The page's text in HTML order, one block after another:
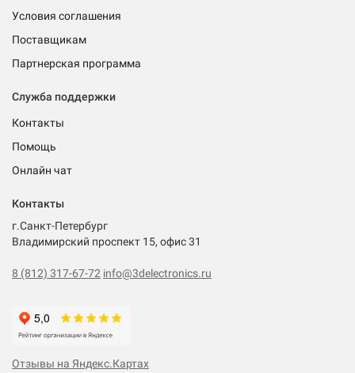
Условия соглашения
Поставщикам
Партнерская программа
Служба поддержки
Контакты
Помощь
Онлайн чат
Контакты
г.Санкт-Петербург
Владимирский проспект 15, офис 31
8 (812) 317-67-72 info@3delectronics.ru
Отзывы на Яндекс.Картах